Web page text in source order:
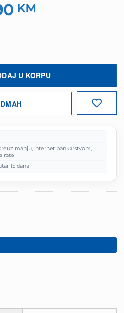
KM
gaming RAMPAGE RMX-G6
U KORPU
internet bankarstvom,
rate
15 dana